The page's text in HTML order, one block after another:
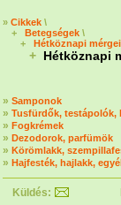
» Cikkek \
+
Betegségek \
+
Hétköznapi
+ Hétköznapi
» Samponok
» Tusfürdők, testápolók,
» Fogkrémek
» Dezodorok, parfümök
» Körömlakk,
» Hajfesték, hajlakk,
Küldés: